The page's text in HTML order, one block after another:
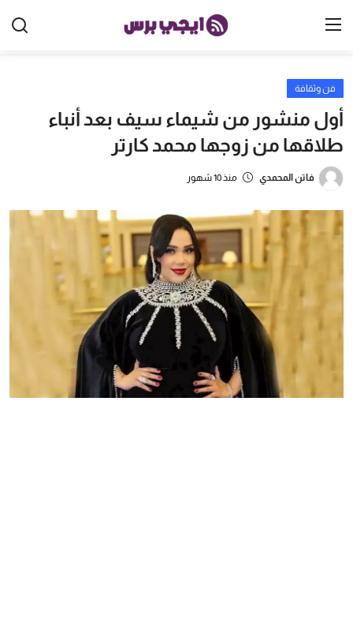
الرئيسية
مصر
الخليج
الرياضة
تكنولوجيا
منوعات
فن وثقافة
فن وثقافة
أول منشور من شيماء سيف بعد أنباء
طلاقها من زوجها محمد كارتر
فاتن المحمدي منذ 10 شهور